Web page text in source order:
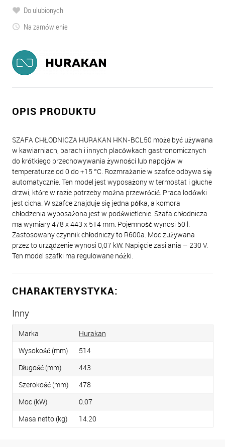
Do ulubionych
Na zamówienie
OPIS PRODUKTU
SZAFA CHŁODNICZA HURAKAN HKN-BCL50 może być używana
w kawiarniach, barach i innych placówkach gastronomicznych
do krótkiego przechowywania żywności lub napojów w
temperaturze od 0 do +15 °C. Rozmrażanie w szafce odbywa się
automatycznie. Ten model jest wyposażony w termostat i głuche
drzwi, które w razie potrzeby można przewrócić. Praca lodówki
jest cicha. W szafce znajduje się jedna półka, a komora
chłodzenia wyposażona jest w podświetlenie. Szafa chłodnicza
ma wymiary 478 x 443 x 514 mm. Pojemność wynosi 50 l.
Zastosowany czynnik chłodniczy to R600a. Moc zużywana
przez to urządzenie wynosi 0,07 kW. Napięcie zasilania – 230 V.
Ten model szafki ma regulowane nóżki.
CHARAKTERYSTYKA:
Inny
Marka
Hurakan
Wysokość (mm)
514
Długość (mm)
443
Szerokość (mm)
478
Moc (kW)
0.07
Masa netto (kg)
14.20